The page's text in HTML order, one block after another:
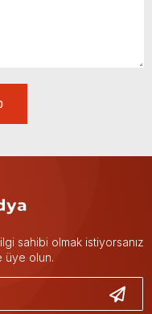
sahibi olmak istiyorsanız
üye olun.